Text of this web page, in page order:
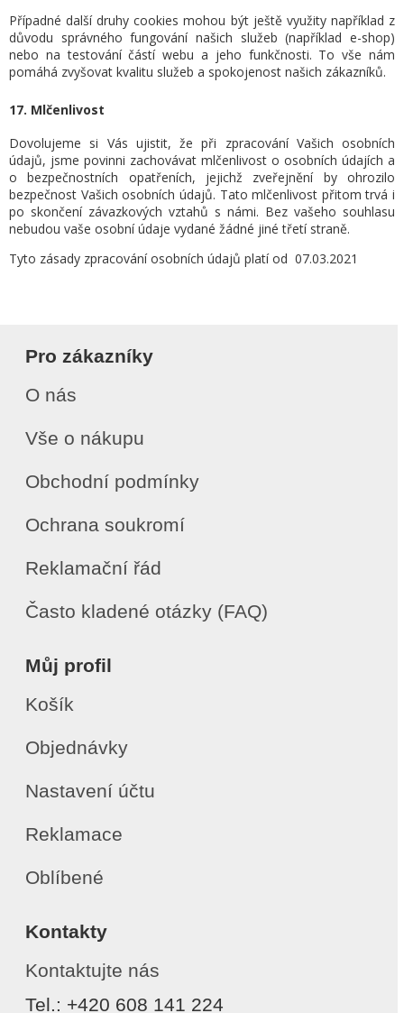
Případné další druhy cookies mohou být ještě využity například z
důvodu správného fungování našich služeb (například e-shop)
nebo na testování částí webu a jeho funkčnosti. To vše nám
pomáhá zvyšovat kvalitu služeb a spokojenost našich zákazníků.
17. Mlčenlivost
Dovolujeme si Vás ujistit, že při zpracování Vašich osobních
údajů, jsme povinni zachovávat mlčenlivost o osobních údajích a
o bezpečnostních opatřeních, jejichž zveřejnění by ohrozilo
bezpečnost Vašich osobních údajů. Tato mlčenlivost přitom trvá i
po skončení závazkových vztahů s námi. Bez vašeho souhlasu
nebudou vaše osobní údaje vydané žádné jiné třetí straně.
Tyto zásady zpracování osobních údajů platí od 07.03.2021
Pro zákazníky
O nás
Vše o nákupu
Obchodní podmínky
Ochrana soukromí
Reklamační řád
Často kladené otázky (FAQ)
Můj profil
Košík
Objednávky
Nastavení účtu
Reklamace
Oblíbené
Kontakty
Kontaktujte nás
Tel.: +420 608 141 224